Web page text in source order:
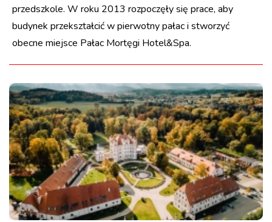
przedszkole. W roku 2013 rozpoczęły się prace, aby
budynek przekształcić w pierwotny pałac i stworzyć
obecne miejsce Pałac Mortęgi Hotel&Spa.